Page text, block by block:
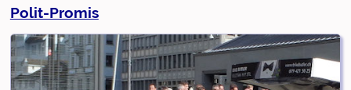
Polit-Promis